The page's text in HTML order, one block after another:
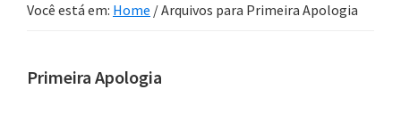
que
saiba
Você está em: Home /Arquivos para Primeira Apologia
Primeira Apologia